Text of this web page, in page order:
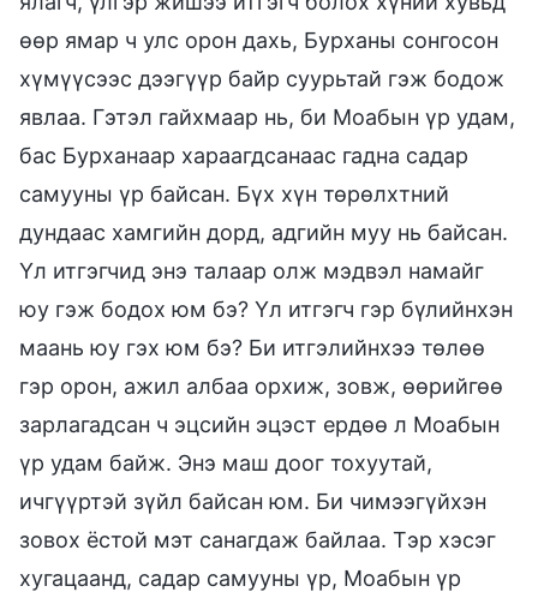
өөр ямар ч улс орон дахь, Бурханы сонгосон
хүмүүсээс дээгүүр байр суурьтай гэж бодож
явлаа. Гэтэл гайхмаар нь, би Моабын үр удам,
бас Бурханаар хараагдсанаас гадна садар
самууны үр байсан. Бүх хүн төрөлхтний
дундаас хамгийн дорд, адгийн муу нь байсан.
Үл итгэгчид энэ талаар олж мэдвэл намайг
юу гэж бодох юм бэ? Үл итгэгч гэр бүлийнхэн
маань юу гэх юм бэ? Би итгэлийнхээ төлөө
гэр орон, ажил албаа орхиж, зовж, өөрийгөө
зарлагадсан ч эцсийн эцэст ердөө л Моабын
үр удам байж. Энэ маш доог тохуутай,
ичгүүртэй зүйл байсан юм. Би чимээгүйхэн
зовох ёстой мэт санагдаж байлаа. Тэр хэсэг
хугацаанд, садар самууны үр, Моабын үр